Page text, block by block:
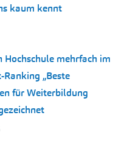
kaum kennt
Hochschule mehrfach im
„Beste
für Weiterbildung